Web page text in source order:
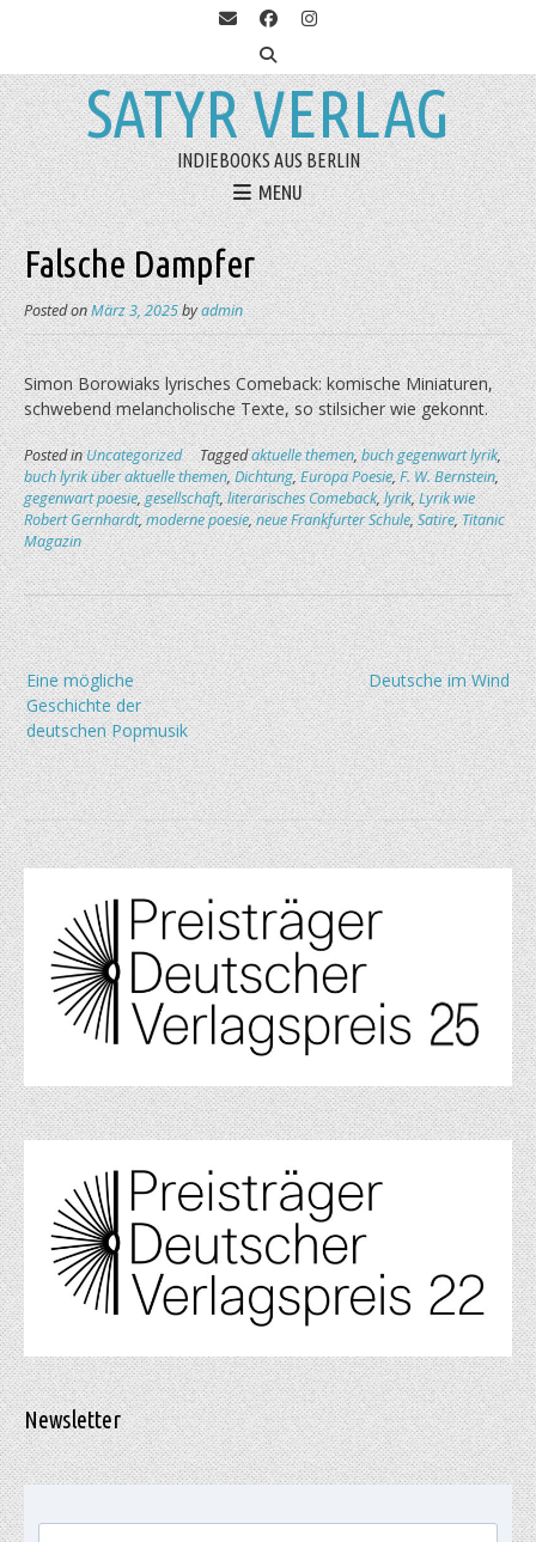
SATYR VERLAG
INDIEBOOKS AUS BERLIN
MENU
Falsche Dampfer
Posted onMärz 3, 2025byadmin
Simon Borowiaks lyrisches Comeback: komische Miniaturen,
schwebend melancholische Texte, so stilsicher wie gekonnt.
Posted inUncategorized Taggedaktuelle themen,buch gegenwart lyrik,
buch lyrik über aktuelle themen,Dichtung,Europa Poesie,F. W. Bernstein,
gegenwart poesie,gesellschaft,literarisches Comeback,lyrik,Lyrik wie
Robert Gernhardt,moderne poesie,neue Frankfurter Schule,Satire,Titanic
Magazin
Beitragsnavigation
Deutsche im Wind
Eine mögliche
Geschichte der
deutschen Popmusik
Newsletter